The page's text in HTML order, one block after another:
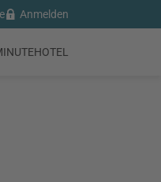
Anmelden
HOTEL